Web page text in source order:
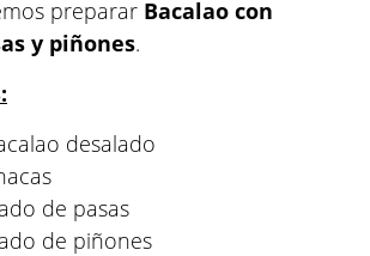
preparar Bacalao con
y piñones.
desalado
de pasas
de piñones